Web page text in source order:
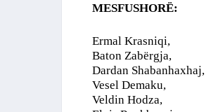
MESFUSHORË:
Ermal Krasniqi,
Baton Zabërgja,
Dardan Shabanhaxhaj,
Vesel Demaku,
Veldin Hodza,